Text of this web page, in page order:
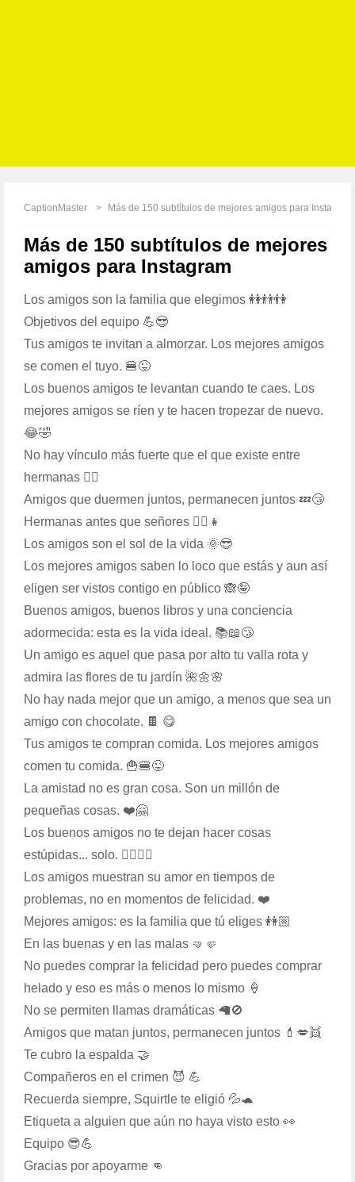
CaptionMaster Más de 150 subtítulos de mejores amigos para Instagram
Más de 150 subtítulos de mejores
amigos para Instagram
Los amigos son la familia que elegimos 👭👬👫
Objetivos del equipo 💪😎
Tus amigos te invitan a almorzar. Los mejores amigos
se comen el tuyo. 🍔😜
Los buenos amigos te levantan cuando te caes. Los
mejores amigos se ríen y te hacen tropezar de nuevo.
😂🤣
No hay vínculo más fuerte que el que existe entre
hermanas 👯‍♀️
Amigos que duermen juntos, permanecen juntos 💤😴
Hermanas antes que señores 💁‍♀️👧
Los amigos son el sol de la vida 🌞😎
Los mejores amigos saben lo loco que estás y aun así
eligen ser vistos contigo en público 🙈🤪
Buenos amigos, buenos libros y una conciencia
adormecida: esta es la vida ideal. 📚📖😴
Un amigo es aquel que pasa por alto tu valla rota y
admira las flores de tu jardín 🌺🌼🌸
No hay nada mejor que un amigo, a menos que sea un
amigo con chocolate. 🍫 😋
Tus amigos te compran comida. Los mejores amigos
comen tu comida. 🍟🍔😜
La amistad no es gran cosa. Son un millón de
pequeñas cosas. ❤️🤗
Los buenos amigos no te dejan hacer cosas
estúpidas... solo. 👯‍♀️👯‍♂️
Los amigos muestran su amor en tiempos de
problemas, no en momentos de felicidad. ❤️
Mejores amigos: es la familia que tú eliges 👭🏼
En las buenas y en las malas 🤜🤛
No puedes comprar la felicidad pero puedes comprar
helado y eso es más o menos lo mismo 🍦
No se permiten llamas dramáticas 🦙🚫
Amigos que matan juntos, permanecen juntos 💄💋👯
Te cubro la espalda 🤝
Compañeros en el crimen 😈 💪
Recuerda siempre, Squirtle te eligió 💦🐢
Etiqueta a alguien que aún no haya visto esto 👀
Equipo 😎💪
Gracias por apoyarme 👊